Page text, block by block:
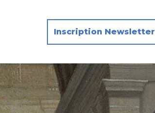
Inscription Newsletter